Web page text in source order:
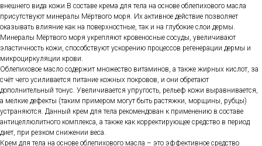
внешнего вида кожи.В составе крема для тела на основе облепихового масла
присутствуют минералы Мёртвого моря. Их активное действие позволяет
оказывать влияние как на поверхностные, так и на глубокие слои дермы.
Минералы Мёртвого моря укрепляют кровеносные сосуды, увеличивают
эластичность кожи, способствуют ускорению процессов регенерации дермы и
микроциркуляции крови.
Облепиховое масло содержит множество витаминов, а также жирных кислот, за
счёт чего усиливается питание кожных покровов, и они обретают
дополнительный тонус. Увеличивается упругость, рельеф кожи выравнивается,
а мелкие дефекты (таким примером могут быть растяжки, морщины, рубцы)
устраняются. Данный крем для тела рекомендован к применению в составе
антицеллюлитного комплекса, а также как корректирующее средство в период
диет, при резком снижении веса.
Крем для тела на основе облепихового масла – это эффективное средство